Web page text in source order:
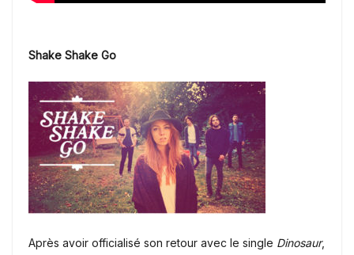
Shake Shake Go
Après avoir officialisé son retour avec le single Dinosaur,